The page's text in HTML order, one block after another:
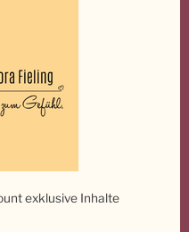
exklusive Inhalte